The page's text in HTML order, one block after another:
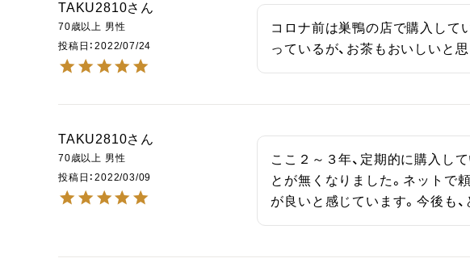
TAKU2810
70歳以上 男性
投稿日
2022/07/24
コロナ前は巣鴨の店で購入して
っているが、お茶もおいしいと思
TAKU2810
70歳以上 男性
投稿日
2022/03/09
ここ２～３年、定期的に購入し
とが無くなりました。ネットで
が良いと感じています。今後も